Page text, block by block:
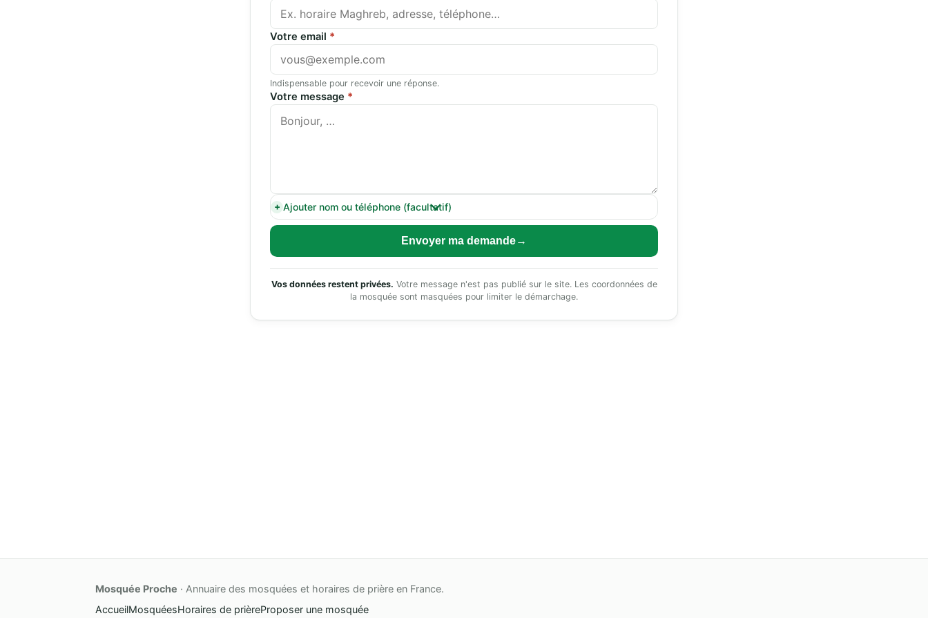
Votre email *
Indispensable pour recevoir une réponse.
Votre message *
Ajouter nom ou téléphone (facultatif)
Envoyer ma demande
Vos données restent privées. Votre message n'est pas publié sur le site. Les coordonnées de
la mosquée sont masquées pour limiter le démarchage.
Mosquée Proche · Annuaire des mosquées et horaires de prière en France.
AccueilMosquéesHoraires de prièreProposer une mosquée